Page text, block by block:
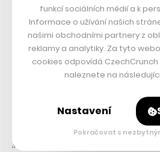
chytrých technologií a dat, které
provozu využívá. Dokonce za ně
Oscara.
Pokrok a technologie nicméně
Technologicky je na výši, ale
lidi, nevede to k tomu, aby
si lidé byli blíž,“
funkcí sociálních médií a k
Informace o užívání našich
našimi obchodními partnery z
reklamy a analytiky. Za tyto
cookies odpovídá
naleznete na
Nastavení
Pokračovat s